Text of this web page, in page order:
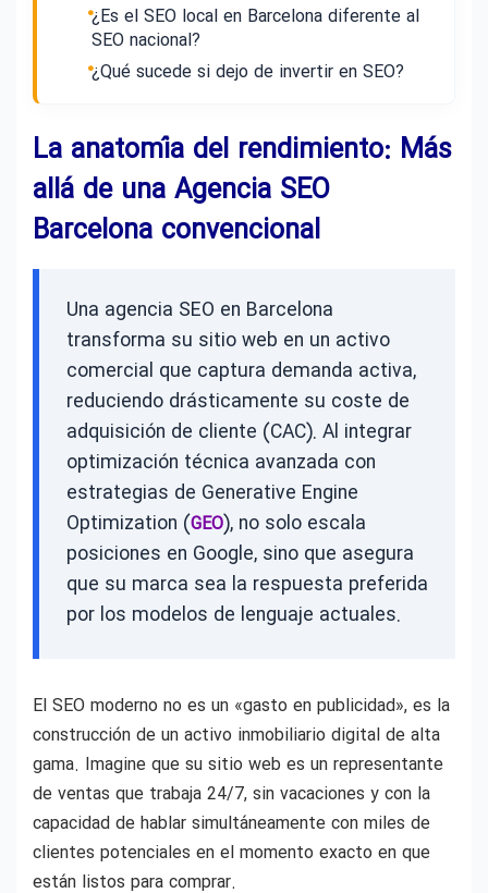
¿Es el SEO local en Barcelona diferente al
SEO nacional?
¿Qué sucede si dejo de invertir en SEO?
La anatomía del rendimiento: Más
allá de una Agencia SEO
Barcelona convencional
Una agencia SEO en Barcelona
transforma su sitio web en un activo
comercial que captura demanda activa,
reduciendo drásticamente su coste de
adquisición de cliente (CAC). Al integrar
optimización técnica avanzada con
estrategias de Generative Engine
Optimization (GEO), no solo escala
posiciones en Google, sino que asegura
que su marca sea la respuesta preferida
por los modelos de lenguaje actuales.
El SEO moderno no es un «gasto en publicidad», es la
construcción de un activo inmobiliario digital de alta
gama. Imagine que su sitio web es un representante
de ventas que trabaja 24/7, sin vacaciones y con la
capacidad de hablar simultáneamente con miles de
clientes potenciales en el momento exacto en que
están listos para comprar.